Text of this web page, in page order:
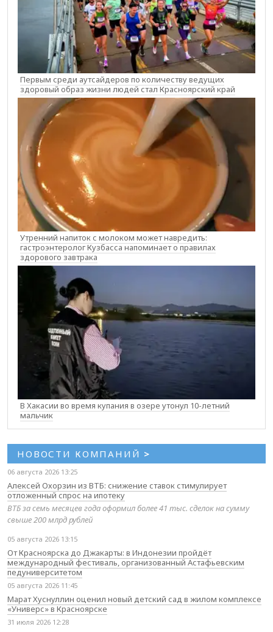
Первым среди аутсайдеров по количеству ведущих
здоровый образ жизни людей стал Красноярский край
Утренний напиток с молоком может навредить:
гастроэнтеролог Кузбасса напоминает о правилах
здорового завтрака
В Хакасии во время купания в озере утонул 10-летний
мальчик
НОВОСТИ КОМПАНИЙ >
06 августа 2026 13:25
Алексей Охорзин из ВТБ: снижение ставок стимулирует
отложенный спрос на ипотеку
ВТБ за семь месяцев года оформил более 41 тыс. сделок на сумму
свыше 200 млрд рублей
05 августа 2026 13:15
От Красноярска до Джакарты: в Индонезии пройдёт
международный фестиваль, организованный Астафьевским
педуниверситетом
05 августа 2026 11:45
Марат Хуснуллин оценил новый детский сад в жилом комплексе
«Универс» в Красноярске
31 июля 2026 12:28